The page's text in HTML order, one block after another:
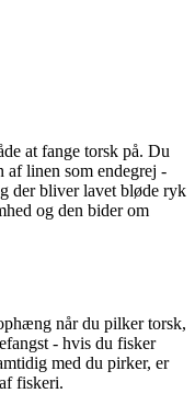
at fange torsk på. Du
linen som endegrej -
der bliver lavet bløde ryk
og den bider om
når du pilker torsk,
- hvis du fisker
med du pirker, er
fiskeri.